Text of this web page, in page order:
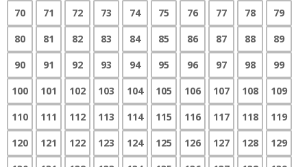
70
71 72 73 74 75 76 77 78
79
80
81 82 83 84 85 86 87 88
89
90
91 92 93 94 95 96 97 98
99
100
101 102 103 104 105 106 107 108
109
110
111 112 113 114 115 116 117 118
119
120
121 122 123 124 125 126 127 128
129